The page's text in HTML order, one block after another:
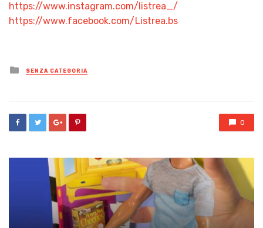
https://www.instagram.com/listrea_/
https://www.facebook.com/Listrea.bs
Posted
in
SENZA CATEGORIA
0